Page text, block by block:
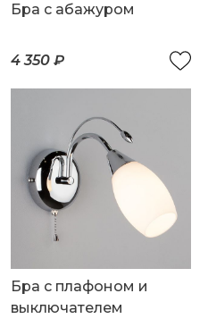
Бра с абажуром
4 350 ₽
Бра с плафоном и
выключателем